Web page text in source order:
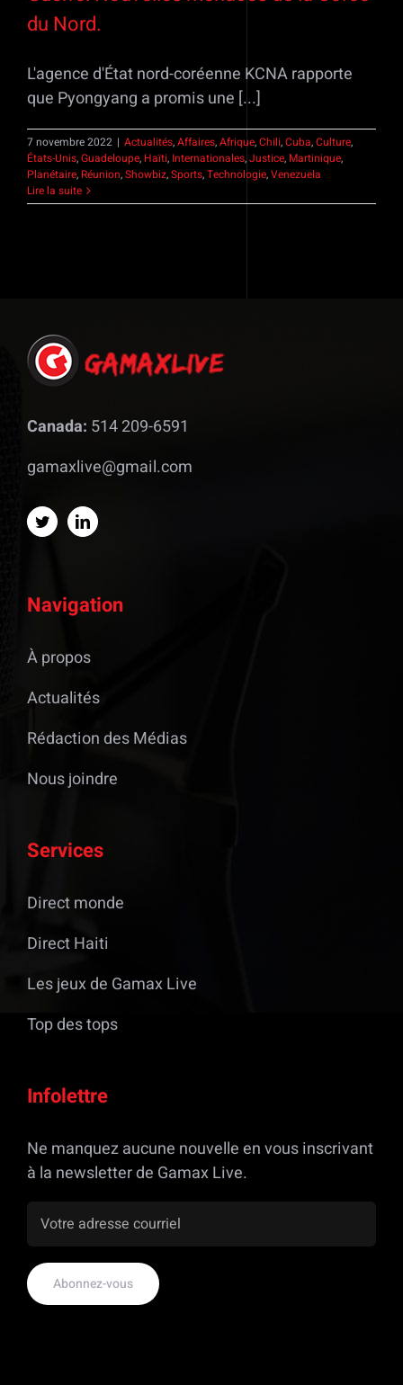
du Nord.
L'agence d'État nord-coréenne KCNA rapporte
que Pyongyang a promis une [...]
7 novembre 2022 | Actualités,Affaires,Afrique,Chili,Cuba,Culture,
États-Unis,Guadeloupe, Haïti, Internationales,Justice, Martinique,
Planétaire, Réunion,Showbiz,Sports,Technologie,Venezuela
Lire la suite
Canada: 514 209-6591
gamaxlive@gmail.com
Navigation
À propos
Actualités
Rédaction des Médias
Nous joindre
Services
Direct monde
Direct Haiti
Les jeux de Gamax Live
Top des tops
Infolettre
Ne manquez aucune nouvelle en vous inscrivant
à la newsletter de Gamax Live.